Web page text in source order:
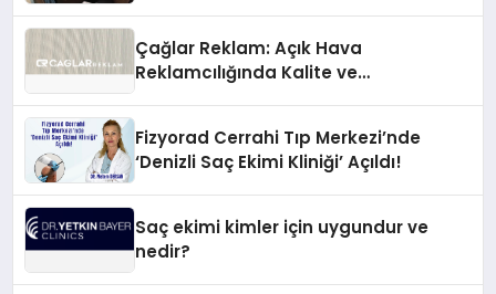
Çağlar Reklam: Açık Hava
Reklamcılığında Kalite ve
Fizyorad Cerrahi Tıp Merkezi’nde
‘Denizli Saç Ekimi Kliniği’ Açıldı!
Saç ekimi kimler için uygundur ve
nedir?